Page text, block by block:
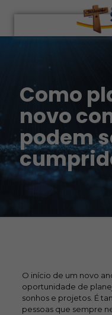
Como
novo
podem
O início de um novo
oportunidade de
sonhos e projetos. É
pessoas que sempre